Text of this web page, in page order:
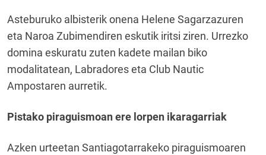
Asteburuko albisterik onena Helene Sagarzazuren
eta Naroa Zubimendiren eskutik iritsi ziren. Urrezko
domina eskuratu zuten kadete mailan biko
modalitatean, Labradores eta Club Nautic
Ampostaren aurretik.
Pistako piraguismoan ere lorpen ikaragarriak
Azken urteetan Santiagotarrakeko piraguismoaren